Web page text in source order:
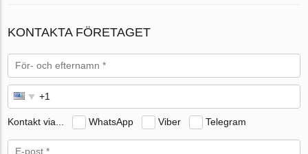
KONTAKTA FÖRETAGET
Kontakt via... WhatsApp Viber Telegram